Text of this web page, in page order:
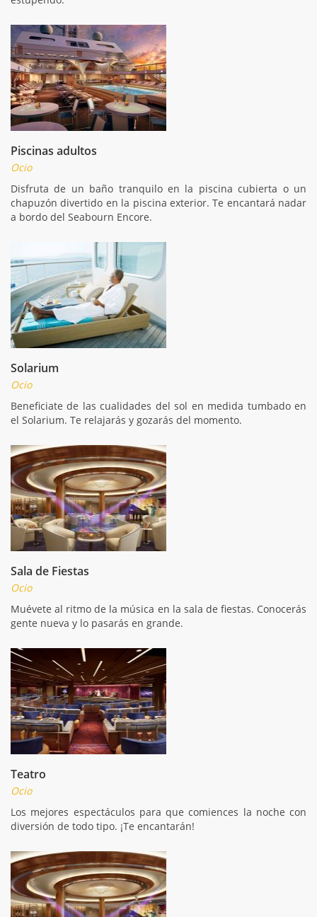
Piscinas adultos
Ocio
Disfruta de un baño tranquilo en la piscina cubierta o un
chapuzón divertido en la piscina exterior. Te encantará nadar
a bordo del Seabourn Encore.
Solarium
Ocio
Beneficiate de las cualidades del sol en medida tumbado en
el Solarium. Te relajarás y gozarás del momento.
Sala de Fiestas
Ocio
Muévete al ritmo de la música en la sala de fiestas. Conocerás
gente nueva y lo pasarás en grande.
Teatro
Ocio
Los mejores espectáculos para que comiences la noche con
diversión de todo tipo. ¡Te encantarán!